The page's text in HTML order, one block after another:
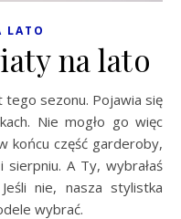
LATO
na lato
Nie mogło go więc
końcu część garderoby,
A Ty, wybrałaś
nie, nasza stylistka
wybrać.